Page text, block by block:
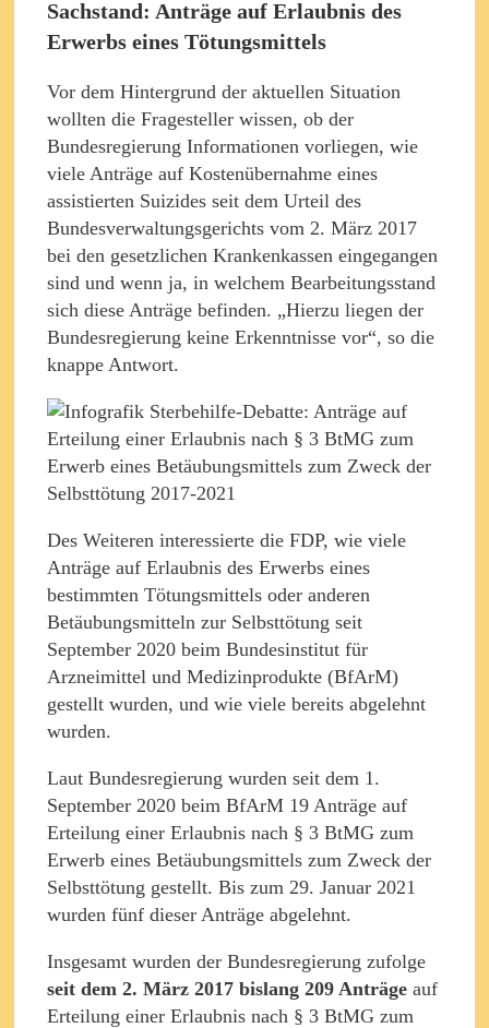
Sachstand: Anträge auf Erlaubnis des
Erwerbs eines Tötungsmittels
Vor dem Hintergrund der aktuellen Situation
wollten die Fragesteller wissen, ob der
Bundesregierung Informationen vorliegen, wie
viele Anträge auf Kostenübernahme eines
assistierten Suizides seit dem Urteil des
Bundesverwaltungsgerichts vom 2. März 2017
bei den gesetzlichen Krankenkassen eingegangen
sind und wenn ja, in welchem Bearbeitungsstand
sich diese Anträge befinden. „Hierzu liegen der
Bundesregierung keine Erkenntnisse vor“, so die
knappe Antwort.
Des Weiteren interessierte die FDP, wie viele
Anträge auf Erlaubnis des Erwerbs eines
bestimmten Tötungsmittels oder anderen
Betäubungsmitteln zur Selbsttötung seit
September 2020 beim Bundesinstitut für
Arzneimittel und Medizinprodukte (BfArM)
gestellt wurden, und wie viele bereits abgelehnt
wurden.
Laut Bundesregierung wurden seit dem 1.
September 2020 beim BfArM 19 Anträge auf
Erteilung einer Erlaubnis nach § 3 BtMG zum
Erwerb eines Betäubungsmittels zum Zweck der
Selbsttötung gestellt. Bis zum 29. Januar 2021
wurden fünf dieser Anträge abgelehnt.
Insgesamt wurden der Bundesregierung zufolge
seit dem 2. März 2017 bislang 209 Anträge auf
Erteilung einer Erlaubnis nach § 3 BtMG zum